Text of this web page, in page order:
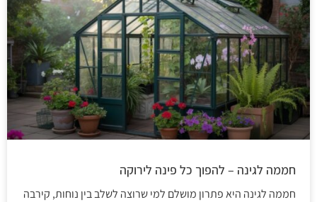
חממה לגינה – להפוך כל פינה לירוקה
חממה לגינה היא פתרון מושלם למי שרוצה לשלב בין נוחות, קירבה